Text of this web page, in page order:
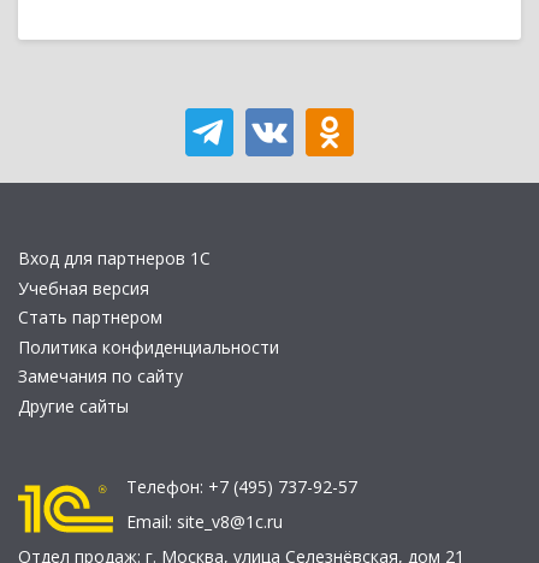
Вход для партнеров 1С
Учебная версия
Стать партнером
Политика конфиденциальности
Замечания по сайту
Другие сайты
Телефон: +7 (495) 737-92-57
Email: site_v8@1c.ru
Отдел продаж: г. Москва, улица Селезнёвская, дом 21